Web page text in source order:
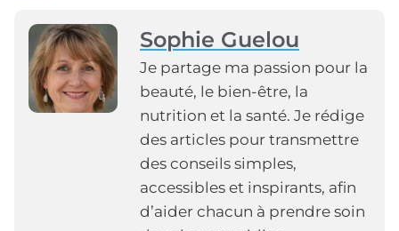
Sophie Guelou
Je partage ma passion pour la
beauté, le bien-être, la
nutrition et la santé. Je rédige
des articles pour transmettre
des conseils simples,
accessibles et inspirants, afin
d’aider chacun à prendre soin